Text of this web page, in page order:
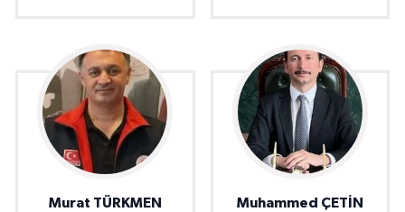
Murat TÜRKMEN
Muhammed ÇETİN